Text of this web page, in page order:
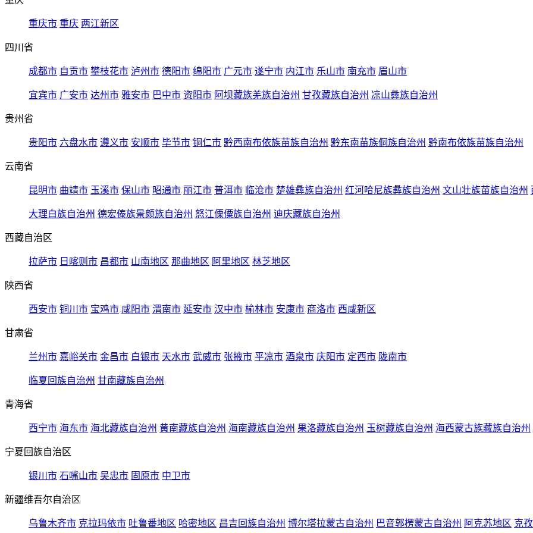
重庆市 重庆 两江新区
四川省
成都市 自贡市 攀枝花市 泸州市 德阳市 绵阳市 广元市 遂宁市 内江市 乐山市 南充市 眉山市
宜宾市 广安市 达州市 雅安市 巴中市 资阳市 阿坝藏族羌族自治州 甘孜藏族自治州 凉山彝族自治州
贵州省
贵阳市 六盘水市 遵义市 安顺市 毕节市 铜仁市 黔西南布依族苗族自治州 黔东南苗族侗族自治州 黔南布依族苗族自治州
云南省
昆明市 曲靖市 玉溪市 保山市 昭通市 丽江市 普洱市 临沧市 楚雄彝族自治州 红河哈尼族彝族自治州 文山壮族苗族自治州
大理白族自治州 德宏傣族景颇族自治州 怒江傈僳族自治州 迪庆藏族自治州
西藏自治区
拉萨市 日喀则市 昌都市 山南地区 那曲地区 阿里地区 林芝地区
陕西省
西安市 铜川市 宝鸡市 咸阳市 渭南市 延安市 汉中市 榆林市 安康市 商洛市 西咸新区
甘肃省
兰州市 嘉峪关市 金昌市 白银市 天水市 武威市 张掖市 平凉市 酒泉市 庆阳市 定西市 陇南市
临夏回族自治州 甘南藏族自治州
青海省
西宁市 海东市 海北藏族自治州 黄南藏族自治州 海南藏族自治州 果洛藏族自治州 玉树藏族自治州 海西蒙古族藏族自治州
宁夏回族自治区
银川市 石嘴山市 吴忠市 固原市 中卫市
新疆维吾尔自治区
乌鲁木齐市 克拉玛依市 吐鲁番地区 哈密地区 昌吉回族自治州 博尔塔拉蒙古自治州 巴音郭楞蒙古自治州 阿克苏地区 克